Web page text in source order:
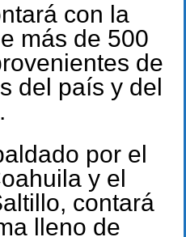
con la
más de 500
de
del país y del
por el
y el
contará
lleno de